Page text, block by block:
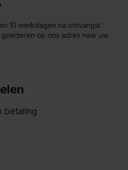
betaling
10 werkdagen na ontvangst
op ons adres naar uw